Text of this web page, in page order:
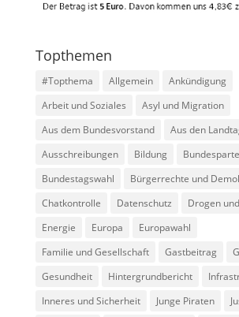
Topthemen
#Topthema Allgemein
Ankündigung
Arbeit und Soziales
Asyl und Migration
Aus dem Bundesvorstand
Aus den
Ausschreibungen
Bildung
Bundestagswahl
Bürgerrechte und
Chatkontrolle
Datenschutz
Drogen
Energie
Europa
Europawahl
Familie und Gesellschaft
Gastbeitrag
Gesundheit
Hintergrundbericht
Inneres und Sicherheit
Junge Piraten